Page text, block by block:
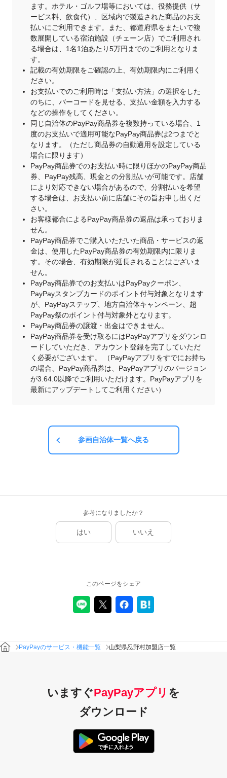
ます。ホテル・ゴルフ場等においては、役務提供（サ
ービス料、飲食代）、区域内で製造された商品のお支
払いにご利用できます。また、都道府県をまたいで複
数展開している宿泊施設（チェーン店）でご利用され
る場合は、1名1泊あたり5万円までのご利用となりま
す。
記載の有効期限をご確認の上、有効期限内にご利用く
ださい。
お支払いでのご利用時は「支払い方法」の選択をした
のちに、バーコードを見せる、支払い金額を入力する
などの操作をしてください。
同じ自治体のPayPay商品券を複数持っている場合、1
度のお支払いで適用可能なPayPay商品券は2つまでと
なります。（ただし商品券の自動適用を設定している
場合に限ります）
PayPay商品券でのお支払い時に限りほかのPayPay商品
券、PayPay残高、現金との分割払いが可能です。店舗
により対応できない場合があるので、分割払いを希望
する場合は、お支払い前に店舗にその旨お申し出くだ
さい。
お客様都合によるPayPay商品券の返品は承っておりま
せん。
PayPay商品券でご購入いただいた商品・サービスの返
金は、使用したPayPay商品券の有効期限内に限りま
す。その場合、有効期限が延長されることはございま
せん。
PayPay商品券でのお支払いはPayPayクーポン、
PayPayスタンプカードのポイント付与対象となります
が、PayPayステップ、地方自治体キャンペーン、超
PayPay祭のポイント付与対象外となります。
PayPay商品券の譲渡・出金はできません。
PayPay商品券を受け取るにはPayPayアプリをダウンロ
ードしていただき、アカウント登録を完了していただ
く必要がございます。 （PayPayアプリをすでにお持ち
の場合、PayPay商品券は、PayPayアプリのバージョン
が3.64.0以降でご利用いただけます。PayPayアプリを
最新にアップデートしてご利用ください）
参画自治体一覧へ戻る
参考になりましたか？
はい いいえ
このページをシェア
PayPayのサービス・機能一覧 山梨県忍野村加盟店一覧
いますぐPayPayアプリ を
ダウンロード